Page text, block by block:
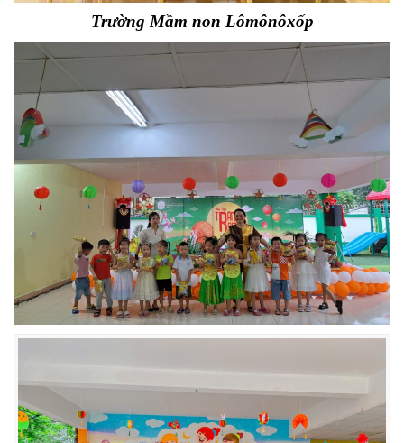
Trường Mầm non Lômônôxốp